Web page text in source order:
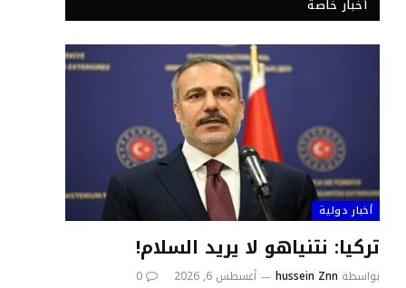
أخبار خاصة
أخبار دولية
تركيا: نتنياهو لا يريد السلام!
بواسطة hussein Znn أغسطس 6, 2026 0